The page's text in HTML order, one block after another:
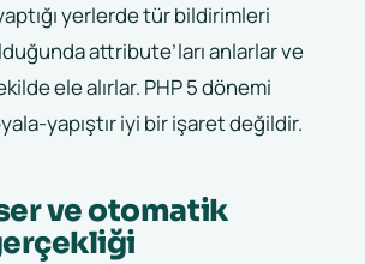
yerlerde tür bildirimleri
attribute’ları anlarlar ve
ele alırlar. PHP 5 dönemi
yapıştır iyi bir işaret değildir.
ve otomatik